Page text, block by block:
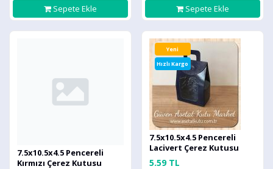
Sepete Ekle Sepete Ekle
7.5x10.5x4.5 Pencereli
Kırmızı Çerez Kutusu
Yeni
Hızlı Kargo
7.5x10.5x4.5 Pencereli
Lacivert Çerez Kutusu
5.59 TL